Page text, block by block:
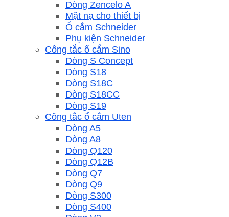
Dòng Zencelo A
Mặt nạ cho thiết bị
Ổ cắm Schneider
Phụ kiện Schneider
Công tắc ổ cắm Sino
Dòng S Concept
Dòng S18
Dòng S18C
Dòng S18CC
Dòng S19
Công tắc ổ cắm Uten
Dòng A5
Dòng A8
Dòng Q120
Dòng Q12B
Dòng Q7
Dòng Q9
Dòng S300
Dòng S400